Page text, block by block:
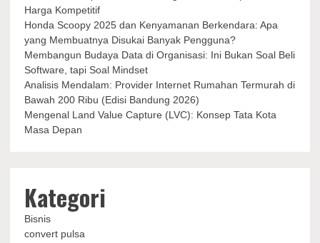
Harga Kompetitif
Honda Scoopy 2025 dan Kenyamanan Berkendara: Apa
yang Membuatnya Disukai Banyak Pengguna?
Membangun Budaya Data di Organisasi: Ini Bukan Soal Beli
Software, tapi Soal Mindset
Analisis Mendalam: Provider Internet Rumahan Termurah di
Bawah 200 Ribu (Edisi Bandung 2026)
Mengenal Land Value Capture (LVC): Konsep Tata Kota
Masa Depan
Kategori
Bisnis
convert pulsa